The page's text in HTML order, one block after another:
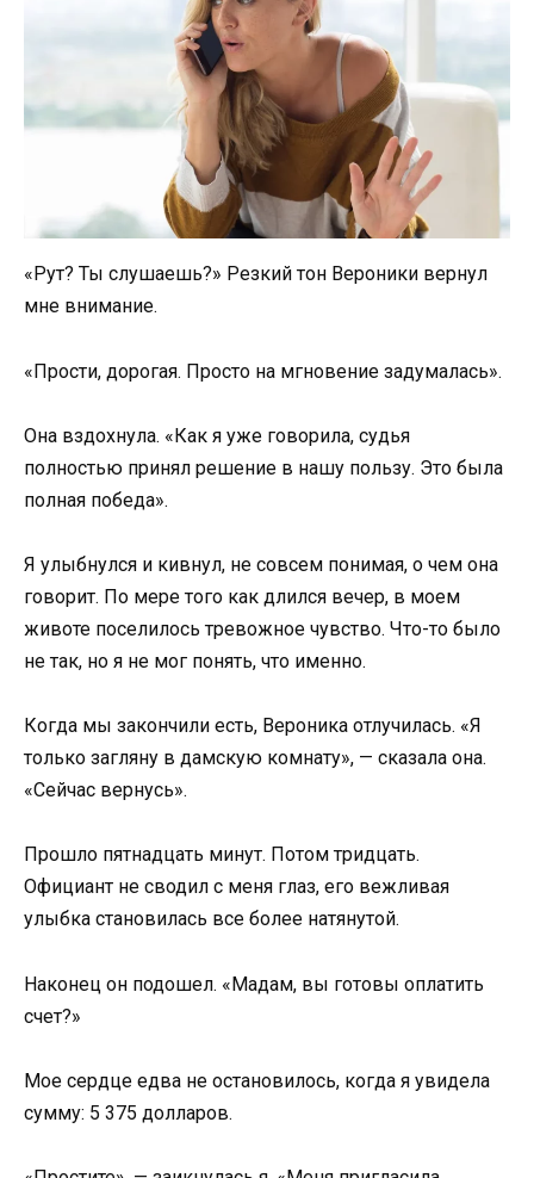
«Рут? Ты слушаешь?» Резкий тон Вероники вернул
мне внимание.
«Прости, дорогая. Просто на мгновение задумалась».
Она вздохнула. «Как я уже говорила, судья
полностью принял решение в нашу пользу. Это была
полная победа».
Я улыбнулся и кивнул, не совсем понимая, о чем она
говорит. По мере того как длился вечер, в моем
животе поселилось тревожное чувство. Что-то было
не так, но я не мог понять, что именно.
Когда мы закончили есть, Вероника отлучилась. «Я
только загляну в дамскую комнату», — сказала она.
«Сейчас вернусь».
Прошло пятнадцать минут. Потом тридцать.
Официант не сводил с меня глаз, его вежливая
улыбка становилась все более натянутой.
Наконец он подошел. «Мадам, вы готовы оплатить
счет?»
Мое сердце едва не остановилось, когда я увидела
сумму: 5 375 долларов.